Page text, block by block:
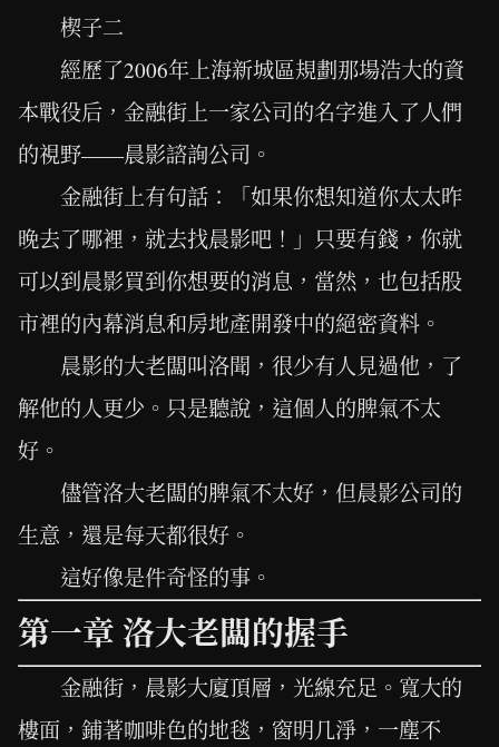
楔子二
經歷了2006年上海新城區規劃那場浩大的資
本戰役后，金融街上一家公司的名字進入了人們
的視野——晨影諮詢公司。
金融街上有句話：「如果你想知道你太太昨
晚去了哪裡，就去找晨影吧！」只要有錢，你就
可以到晨影買到你想要的消息，當然，也包括股
市裡的內幕消息和房地產開發中的絕密資料。
晨影的大老闆叫洛聞，很少有人見過他，了
解他的人更少。只是聽說，這個人的脾氣不太
好。
儘管洛大老闆的脾氣不太好，但晨影公司的
生意，還是每天都很好。
這好像是件奇怪的事。
第一章 洛大老闆的握手
金融街，晨影大廈頂層，光線充足。寬大的
樓面，鋪著咖啡色的地毯，窗明几淨，一塵不